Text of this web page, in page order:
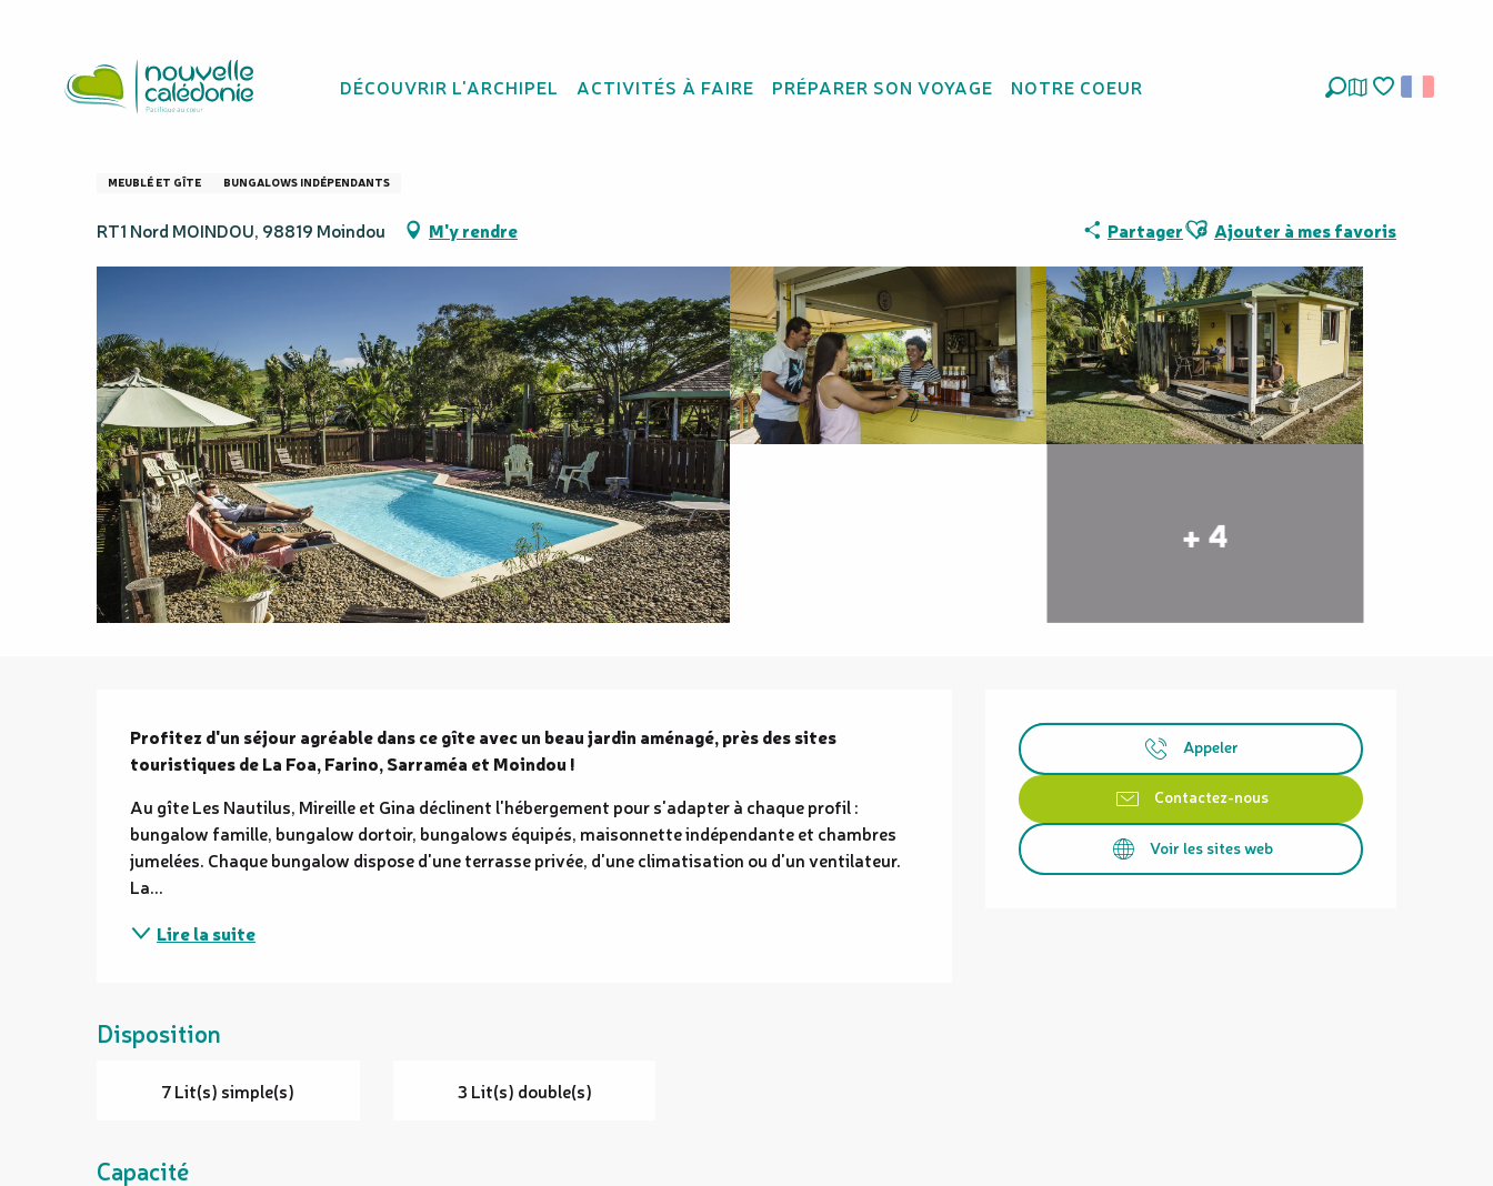
principal
DÉCOUVRIR L'ARCHIPEL ACTIVITÉS À FAIRE PRÉPARER SON VOYAGE NOTRE COEUR
Gîte Les Nautilus
MEUBLÉ ET GÎTE BUNGALOWS INDÉPENDANTS
RT1 Nord MOINDOU, 98819 Moindou M'y rendre PartagerAjouter aux favoris
Ajouter à mes favoris
+ 4
Ouverture et coordonnées
Appeler
Contactez-nous
Voir les sites web
Description
Profitez d'un séjour agréable dans ce gîte avec un beau jardin aménagé, près des sites
touristiques de La Foa, Farino, Sarraméa et Moindou !
Au gîte Les Nautilus, Mireille et Gina déclinent l'hébergement pour s'adapter à chaque profil :
bungalow famille, bungalow dortoir, bungalows équipés, maisonnette indépendante et chambres
jumelées. Chaque bungalow dispose d'une terrasse privée, d'une climatisation ou d'un ventilateur.
La...
Lire la suite
Disposition
7 Lit(s) simple(s) 3 Lit(s) double(s)
Capacité